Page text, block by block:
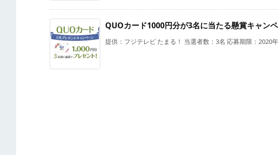
QUOカード1000円分が3名に当たる懸賞キャン
提供：フジテレビ たまる！ 当選者数：3名 応募期限：2020